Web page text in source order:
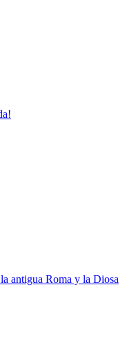
antigua Roma y la Diosa